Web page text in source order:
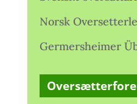
Norsk
Germersheimer